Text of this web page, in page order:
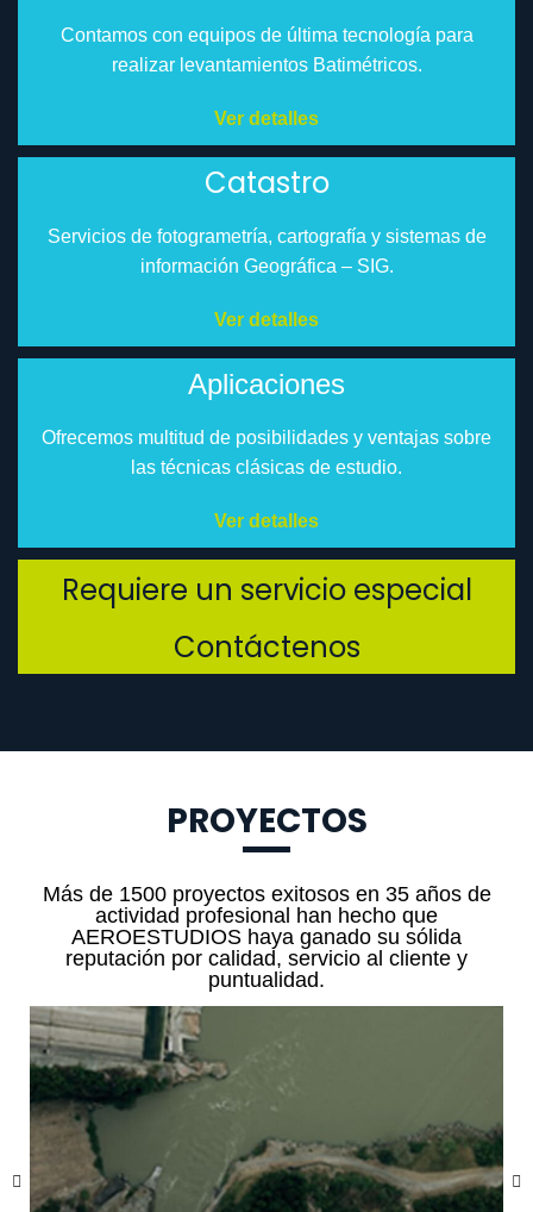
Contamos con equipos de última tecnología para
realizar levantamientos Batimétricos.
Ver detalles
Catastro
Servicios de fotogrametría, cartografía y sistemas de
información Geográfica – SIG.
Ver detalles
Aplicaciones
Ofrecemos multitud de posibilidades y ventajas sobre
las técnicas clásicas de estudio.
Ver detalles
Requiere un servicio especial
Contáctenos
PROYECTOS
Más de 1500 proyectos exitosos en 35 años de
actividad profesional han hecho que
AEROESTUDIOS haya ganado su sólida
reputación por calidad, servicio al cliente y
puntualidad.